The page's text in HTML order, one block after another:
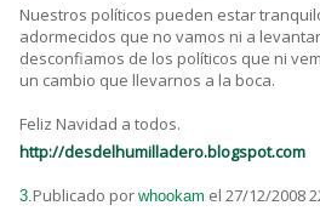
Nuestros políticos pueden estar
adormecidos que no vamos ni a
desconfiamos de los políticos que ni
un cambio que llevarnos a la boca.
Feliz Navidad a todos.
http://desdelhumilladero.blogspot.com
3.Publicado por whookam el 27/12/2008